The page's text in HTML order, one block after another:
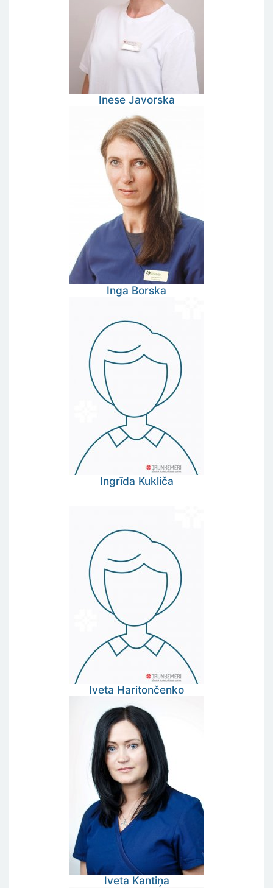
Inese Javorska
Inga Borska
Ingrīda Kukliča
Iveta Haritončenko
Iveta Kantiņa